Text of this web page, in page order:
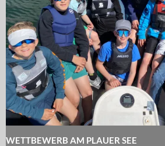
WETTBEWERB AM PLAUER SEE